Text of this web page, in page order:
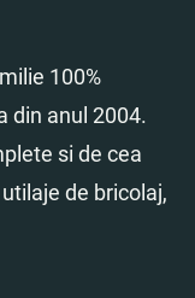
100%
din anul 2004.
si de cea
de bricolaj,